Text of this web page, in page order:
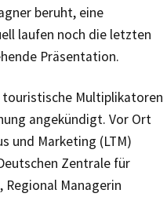
beruht, eine
laufen noch die letzten
Präsentation.
Multiplikatoren
angekündigt. Vor Ort
und Marketing (LTM)
Zentrale für
Regional Managerin